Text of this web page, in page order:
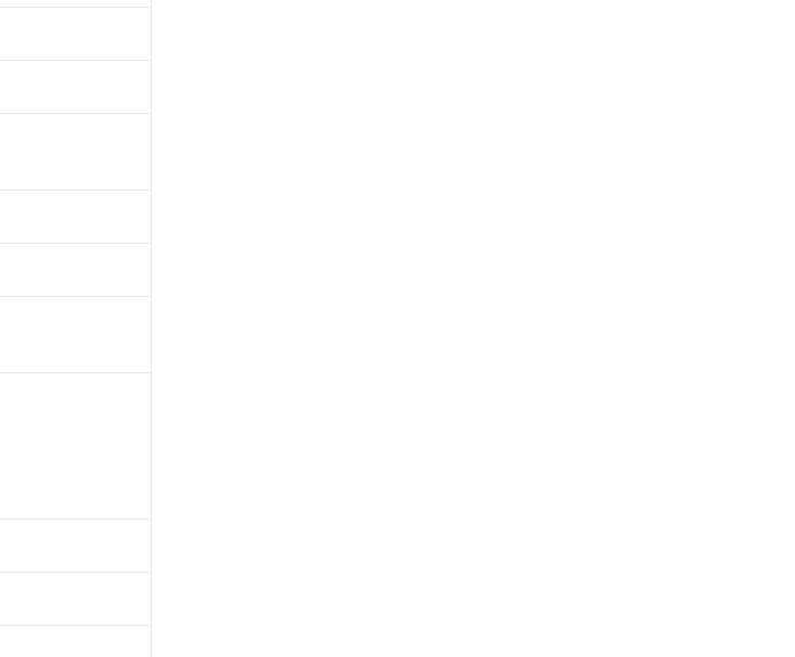
ください。
対応した製品が提供可能な商品です。
応した製品に切り替える予定のある商品です。
に非対応の商品で、対応品を出す予定はありません。
以下であることを示します。
を超えていることを示します。